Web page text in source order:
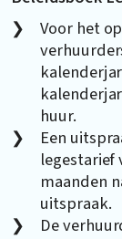
Voor het
huur.
Een
legestarief
maanden
uitspraak.
De